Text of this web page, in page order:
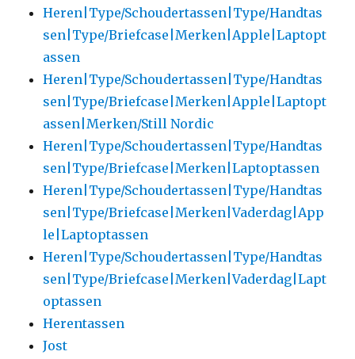
Heren|Type/Schoudertassen|Type/Handtas
sen|Type/Briefcase|Merken|Apple|Laptopt
assen
Heren|Type/Schoudertassen|Type/Handtas
sen|Type/Briefcase|Merken|Apple|Laptopt
assen|Merken/Still Nordic
Heren|Type/Schoudertassen|Type/Handtas
sen|Type/Briefcase|Merken|Laptoptassen
Heren|Type/Schoudertassen|Type/Handtas
sen|Type/Briefcase|Merken|Vaderdag|App
le|Laptoptassen
Heren|Type/Schoudertassen|Type/Handtas
sen|Type/Briefcase|Merken|Vaderdag|Lapt
optassen
Herentassen
Jost